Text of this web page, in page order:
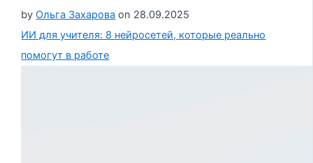
byОльга Захарова on 28.09.2025
ИИ для учителя: 8 нейросетей, которые реально
помогут в работе